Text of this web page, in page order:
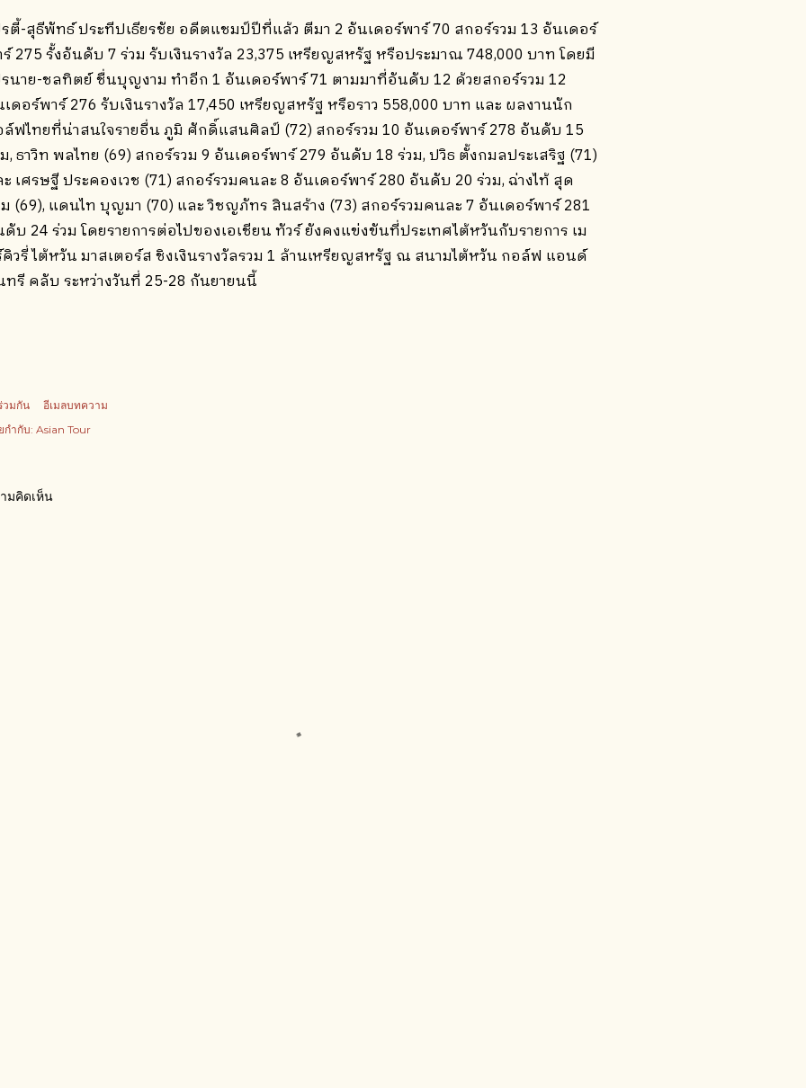
ตี้-สุธีพัทธ์ ประทีปเธียรชัย อดีตแชมป์ปีที่แล้ว ตีมา 2 อันเดอร์พาร์ 70 สกอร์รวม 13 อันเดอร์
275 รั้งอันดับ 7 ร่วม รับเงินรางวัล 23,375 เหรียญสหรัฐ หรือประมาณ 748,000 บาท โดยมี
นาย-ชลทิตย์ ชื่นบุญงาม ทำอีก 1 อันเดอร์พาร์ 71 ตามมาที่อันดับ 12 ด้วยสกอร์รวม 12
ดอร์พาร์ 276 รับเงินรางวัล 17,450 เหรียญสหรัฐ หรือราว 558,000 บาท และ ผลงานนัก
ฟไทยที่น่าสนใจรายอื่น ภูมิ ศักดิ์แสนศิลป์ (72) สกอร์รวม 10 อันเดอร์พาร์ 278 อันดับ 15
, ธาวิท พลไทย (69) สกอร์รวม 9 อันเดอร์พาร์ 279 อันดับ 18 ร่วม, ปวิธ ตั้งกมลประเสริฐ (71)
เศรษฐี ประคองเวช (71) สกอร์รวมคนละ 8 อันเดอร์พาร์ 280 อันดับ 20 ร่วม, ฉ่างไท้ สุด
(69), แดนไท บุญมา (70) และ วิชญภัทร สินสร้าง (73) สกอร์รวมคนละ 7 อันเดอร์พาร์ 281
บ 24 ร่วม โดยรายการต่อไปของเอเชียน ทัวร์ ยังคงแข่งขันที่ประเทศไต้หวันกับรายการ เม
วรี่ ไต้หวัน มาสเตอร์ส ชิงเงินรางวัลรวม 1 ล้านเหรียญสหรัฐ ณ สนามไต้หวัน กอล์ฟ แอนด์
รี คลับ ระหว่างวันที่ 25-28 กันยายนนี้
วมกัน
อีเมลบทความ
กำกับ: Asian Tour
มคิดเห็น